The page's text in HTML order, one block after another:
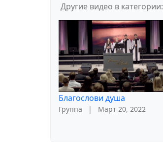
Другие видео в категории:
Благослови душа
Группа | Март 20, 2022